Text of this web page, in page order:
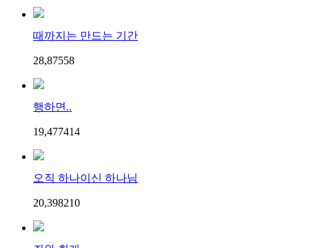
때까지는 만드는 기간
28,87558
행하면..
19,477414
오직 하나이신 하나님
20,398210